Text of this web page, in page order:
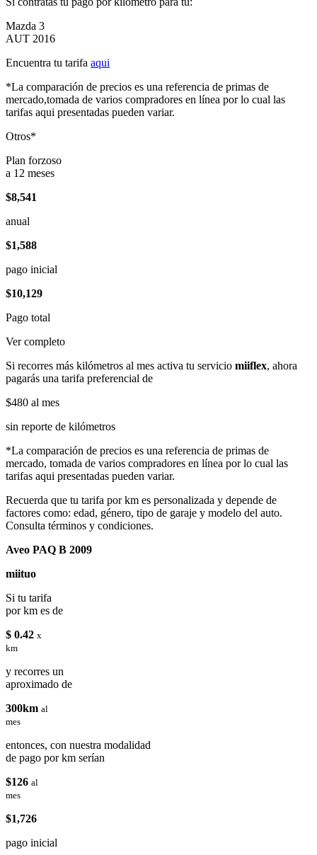
Mazda 3
AUT 2016
Encuentra tu tarifa aqui
*La comparación de precios es una referencia de primas de
mercado,tomada de varios compradores en línea por lo cual las
tarifas aqui presentadas pueden variar.
Otros*
Plan forzoso
a 12 meses
$8,541
anual
$1,588
pago inicial
$10,129
Pago total
Ver completo
Si recorres más kilómetros al mes activa tu servicio miiflex, ahora
pagarás una tarifa preferencial de
$480 al mes
sin reporte de kilómetros
*La comparación de precios es una referencia de primas de
mercado, tomada de varios compradores en línea por lo cual las
tarifas aqui presentadas pueden variar.
Recuerda que tu tarifa por km es personalizada y depende de
factores como: edad, género, tipo de garaje y modelo del auto.
Consulta términos y condiciones.
Aveo PAQ B 2009
miituo
Si tu tarifa
por km es de
$ 0.42 x
km
y recorres un
aproximado de
300km al
mes
entonces, con nuestra modalidad
de pago por km serían
$126 al
mes
$1,726
pago inicial